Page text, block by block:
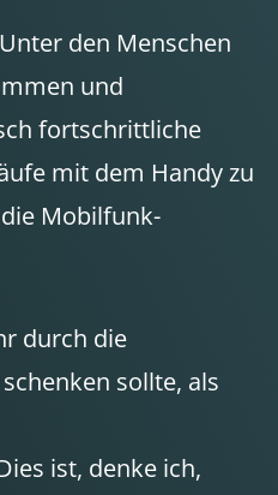
den Menschen
und
fortschrittliche
mit dem Handy zu
Mobilfunk-
durch die
sollte, als
ist, denke ich,